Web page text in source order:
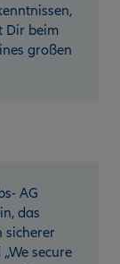
Dir beim
großen
AG
das
sicherer
secure